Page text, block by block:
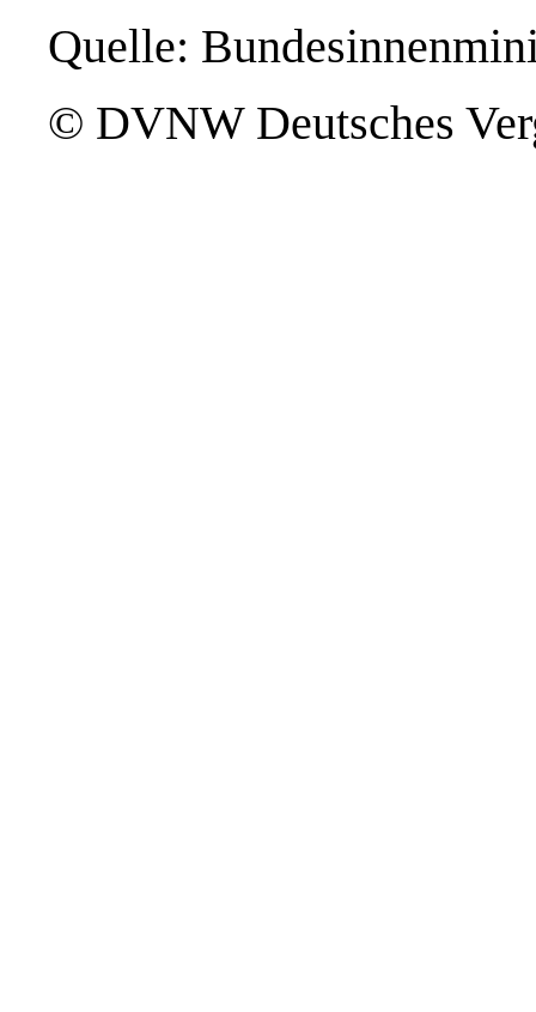
Quelle: